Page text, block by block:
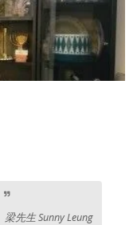
梁先生 Sunny Leung